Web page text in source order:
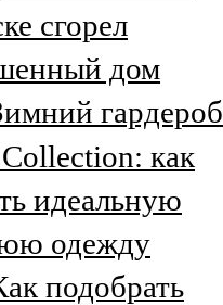
сгорел
дом
гардероб
как
идеальную
одежду
подобрать